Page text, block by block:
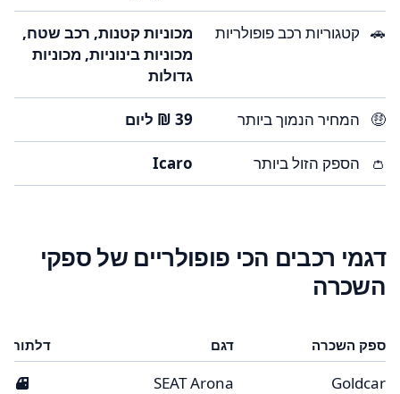
🚗 קטגוריות רכב פופולריות
מכוניות קטנות, רכב שטח,
מכוניות בינוניות, מכוניות
גדולות
🤑 המחיר הנמוך ביותר
👛 הספק הזול ביותר Icaro
דגמי רכבים הכי פופולריים של ספקי
השכרה
ספק השכרה דגם דלתות
Goldcar
SEAT Arona
5